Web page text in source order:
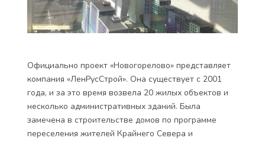
Официально проект «Новогорелово» представляет
компания «ЛенРусСтрой». Она существует с 2001
года, и за это время возвела 20 жилых объектов и
несколько административных зданий. Была
замечена в строительстве домов по программе
переселения жителей Крайнего Севера и